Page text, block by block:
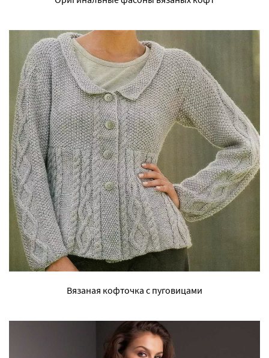
Вязаная кофточка с пуговицами